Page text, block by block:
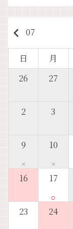
keyboard_arrow_left 07
日 月
26
27
2 3
9
×
10
×
16 17
○
23 24